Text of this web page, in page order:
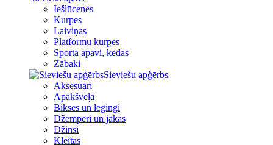
Iešļūcenes
Kurpes
Laiviņas
Platformu kurpes
Sporta apavi, kedas
Zābaki
Sieviešu apģērbs
Aksesuāri
Apakšveļa
Bikses un legingi
Džemperi un jakas
Džinsi
Kleitas